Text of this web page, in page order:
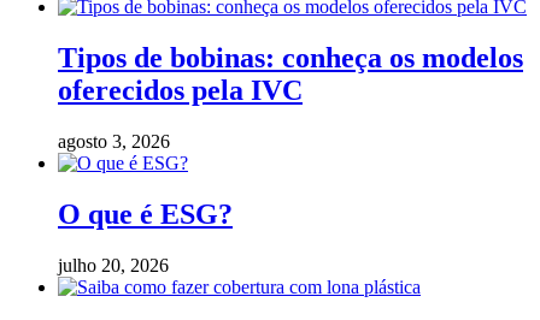
Tipos de bobinas: conheça os modelos
oferecidos pela IVC
agosto 3, 2026
O que é ESG?
julho 20, 2026